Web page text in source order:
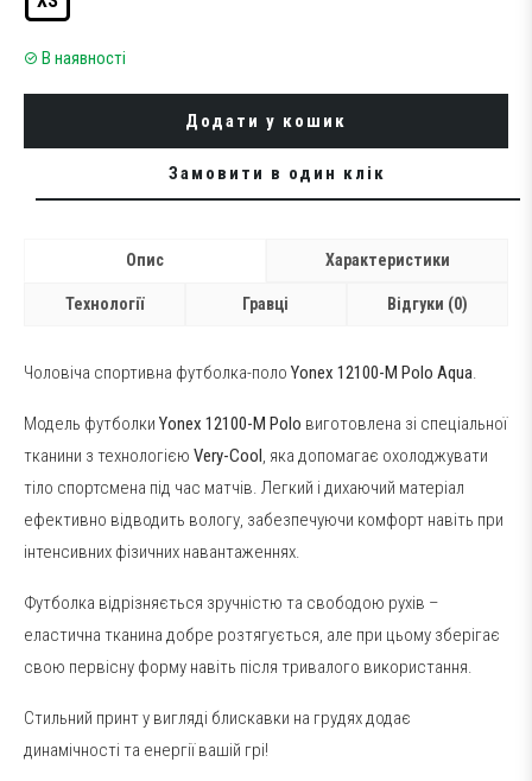
В наявності
Додати у кошик
Замовити в один клік
Опис Характеристики
Технології Гравці Відгуки (0)
Чоловіча спортивна футболка-поло Yonex 12100-M Polo Aqua.
Модель футболки Yonex 12100-M Polo виготовлена зі спеціальної
тканини з технологією Very-Cool, яка допомагає охолоджувати
тіло спортсмена під час матчів. Легкий і дихаючий матеріал
ефективно відводить вологу, забезпечуючи комфорт навіть при
інтенсивних фізичних навантаженнях.
Футболка відрізняється зручністю та свободою рухів –
еластична тканина добре розтягується, але при цьому зберігає
свою первісну форму навіть після тривалого використання.
Стильний принт у вигляді блискавки на грудях додає
динамічності та енергії вашій грі!